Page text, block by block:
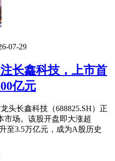
07-29
长鑫科技，上市首
亿元
头长鑫科技（688825.SH）正
市场。该股开盘即大涨超
至3.5万亿元，成为A股历史